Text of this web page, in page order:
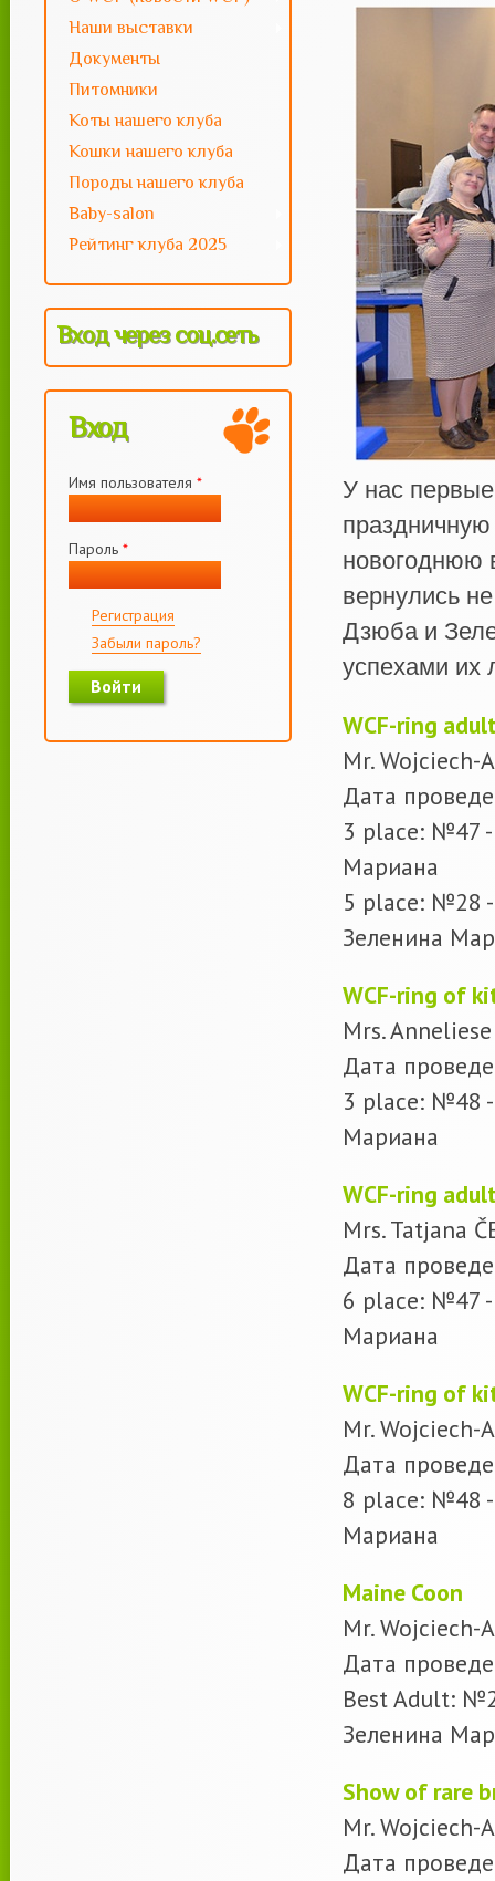
Наши выставки
Документы
Питомники
Коты нашего клуба
Кошки нашего клуба
Породы нашего клуба
Baby-salon
Рейтинг клуба 2025
Вход через соц.сеть
Вход
Имя пользователя *
Пароль *
Регистрация
Забыли пароль?
У нас
новогоднюю
вернулись
Дзюба и
успехами
WСF-ring
Mr.
Дата
3 place: №47 -
Мариана
5 place: №28 -
Зеленина
WСF-ring of
Mrs.
Дата
3 place: №48 -
Мариана
WСF-ring
Mrs. Tatjana
Дата
6 place: №47 -
Мариана
WСF-ring of
Mr.
Дата
8 place: №48 -
Мариана
Maine Coon
Mr.
Дата
Best Adult:
Зеленина
Show of rare
Mr.
Дата